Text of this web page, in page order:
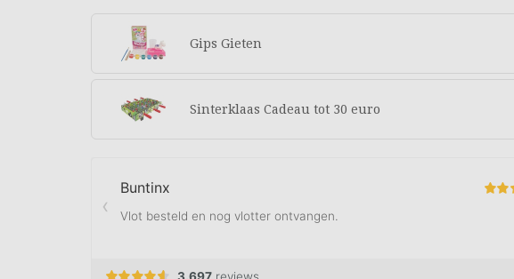
Gips Gieten
Sinterklaas Cadeau tot 30 euro